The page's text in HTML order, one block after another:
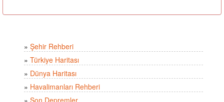
» Şehir Rehberi
» Türkiye Haritası
» Dünya Haritası
» Havalimanları Rehberi
» Son Depremler